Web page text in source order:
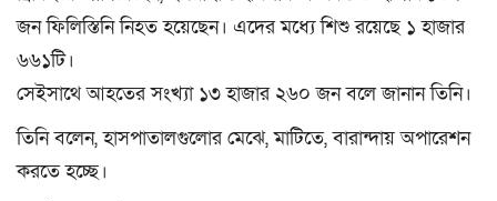
জন ফিলিস্তিনি নিহত হয়েছেন। এদের মধ্যে শিশু রয়েছে ১ হাজার
৬৬১টি।
সেইসাথে আহতের সংখ্যা ১৩ হাজার ২৬০ জন বলে জানান তিনি।
তিনি বলেন, হাসপাতালগুলোর মেঝে, মাটিতে, বারান্দায় অপারেশন
করতে হচ্ছে।